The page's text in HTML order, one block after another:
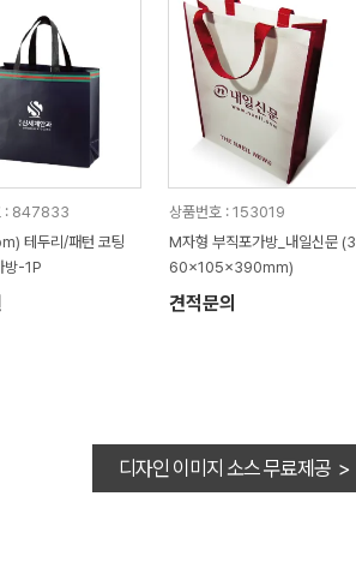
: 847833
테두리/패턴 코팅
방-1P
상품번호 : 153019
M자형 부직포가방_내일신문 (3
60x105x390mm)
견적문의
디자인 이미지 소스 무료제공 >